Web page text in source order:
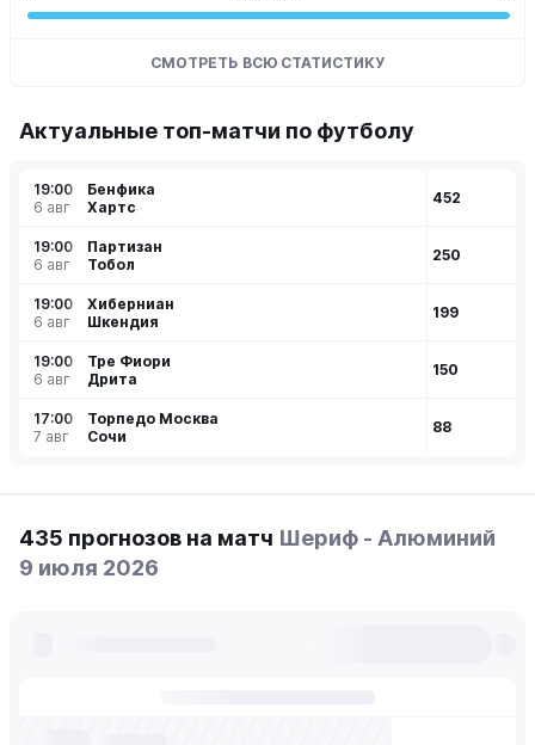
СМОТРЕТЬ ВСЮ СТАТИСТИКУ
Актуальные топ-матчи по футболу
19:00
6 авг
Бенфика
Хартс
452
19:00
6 авг
Партизан
Тобол
250
19:00
6 авг
Хиберниан
Шкендия
199
19:00
6 авг
Тре Фиори
Дрита
150
17:00
7 авг
Торпедо Москва
Сочи
88
435 прогнозов на матч Шериф - Алюминий
9 июля 2026